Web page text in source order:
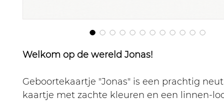
Welkom op de wereld Jonas!
Geboortekaartje "Jonas" is een prachtig
kaartje met zachte kleuren en een linnen-